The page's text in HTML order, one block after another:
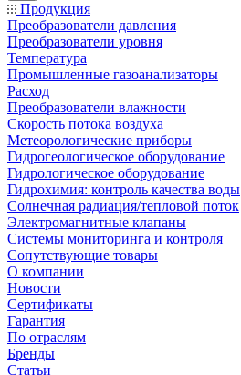
Продукция
Преобразователи давления
Преобразователи уровня
Температура
Промышленные газоанализаторы
Расход
Преобразователи влажности
Скорость потока воздуха
Метеорологические приборы
Гидрогеологическое оборудование
Гидрологическое оборудование
Гидрохимия: контроль качества воды
Солнечная радиация/тепловой поток
Электромагнитные клапаны
Системы мониторинга и контроля
Сопутствующие товары
О компании
Новости
Сертификаты
Гарантия
По отраслям
Бренды
Статьи